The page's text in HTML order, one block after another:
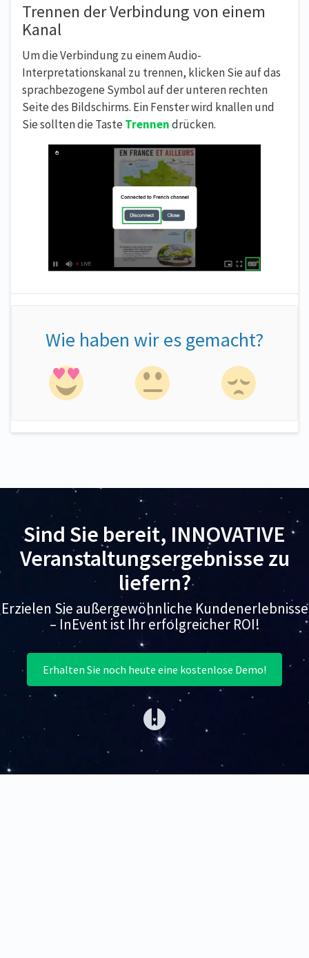
Trennen der Verbindung von einem
Kanal
Um die Verbindung zu einem Audio-
Interpretationskanal zu trennen, klicken Sie auf das
sprachbezogene Symbol auf der unteren rechten
Seite des Bildschirms. Ein Fenster wird knallen und
Sie sollten die Taste Trennendrücken.
Wie haben wir es gemacht?
Sind Sie bereit, INNOVATIVE
Veranstaltungsergebnisse zu
liefern?
Erzielen Sie außergewöhnliche Kundenerlebnisse
– InEvent ist Ihr erfolgreicher ROI!
Erhalten Sie noch heute eine kostenlose Demo!
(opens in a new tab)